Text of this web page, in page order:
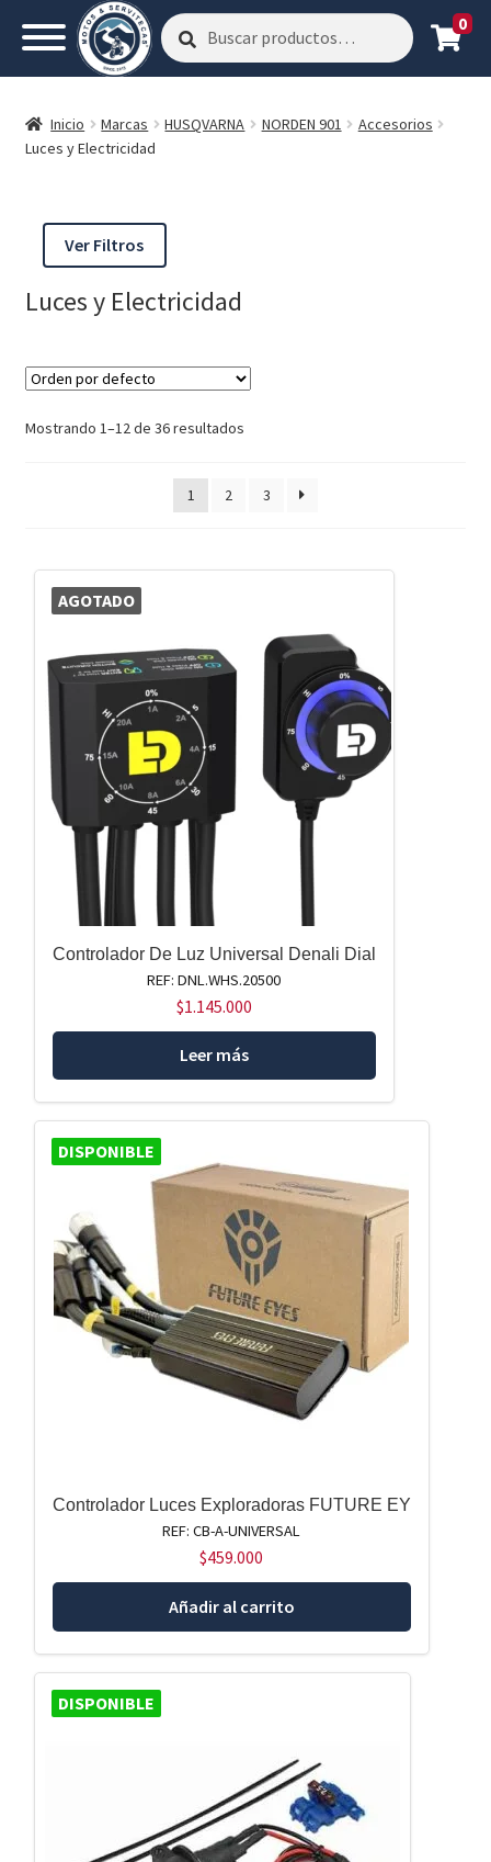
Buscar
por:
Buscar 0
Inicio Marcas HUSQVARNA NORDEN 901
Accesorios
Luces y Electricidad
Ver Filtros
Luces y Electricidad
Mostrando 1–12 de 36 resultados
1 2 3
AGOTADO
Controlador De Luz Universal Denali Dial
REF: DNL.WHS.20500
$1.145.000
Leer más
DISPONIBLE
Controlador Luces Exploradoras FUTURE EY
REF: CB-A-UNIVERSAL
$459.000
Añadir al carrito
DISPONIBLE